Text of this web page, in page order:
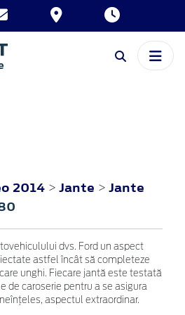
2014 > Jante > Jante
dvs. Ford un aspect
astfel încât să completeze
unghi. Fiecare jantă este testată
de caroserie pentru a se asigura
aspectul extraordinar.